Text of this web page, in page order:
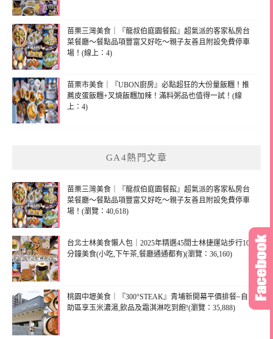
苗栗三灣美食｜『龍叔伯庭園餐館』超氣派的客家私房台
菜餐廳～餐點品項豐富又好吃～親子友善且附設免費停車
場！(線上：4)
苗栗市美食｜『UBON廚房』必點超狂的大份量飯糰！推
薦皮蛋飯糰+叉燒飯糰加辣！滿料粥品也值得一試！(線
上：4)
GA4熱門文章
苗栗三灣美食｜『龍叔伯庭園餐館』超氣派的客家私房台
菜餐廳～餐點品項豐富又好吃～親子友善且附設免費停車
場！(瀏覽：40,618)
台北士林美食懶人包｜2025年精選45間士林捷運站步行10
分鐘美食(小吃,下午茶,餐廳通通都有)(瀏覽：36,160)
桃園中壢美食｜『300°STEAK』青埔新開幕平價排餐~自
助區享玉米濃湯,飲品及霜淇淋吃到飽!(瀏覽：35,888)